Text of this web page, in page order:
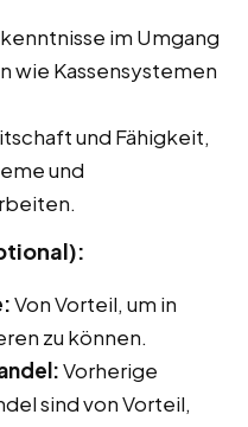
im Umgang
wie Kassensystemen
und Fähigkeit,
und
Von Vorteil, um in
zu können.
Vorherige
sind von Vorteil,